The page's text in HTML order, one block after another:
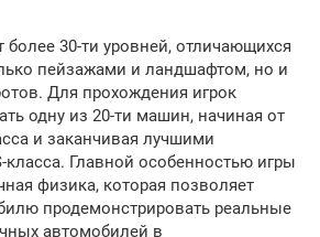
более 30-ти уровней, отличающихся
пейзажами и ландшафтом, но и
Для прохождения игрок
одну из 20-ти машин, начиная от
и заканчивая лучшими
класса. Главной особенностью игры
физика, которая позволяет
продемонстрировать реальные
автомобилей в